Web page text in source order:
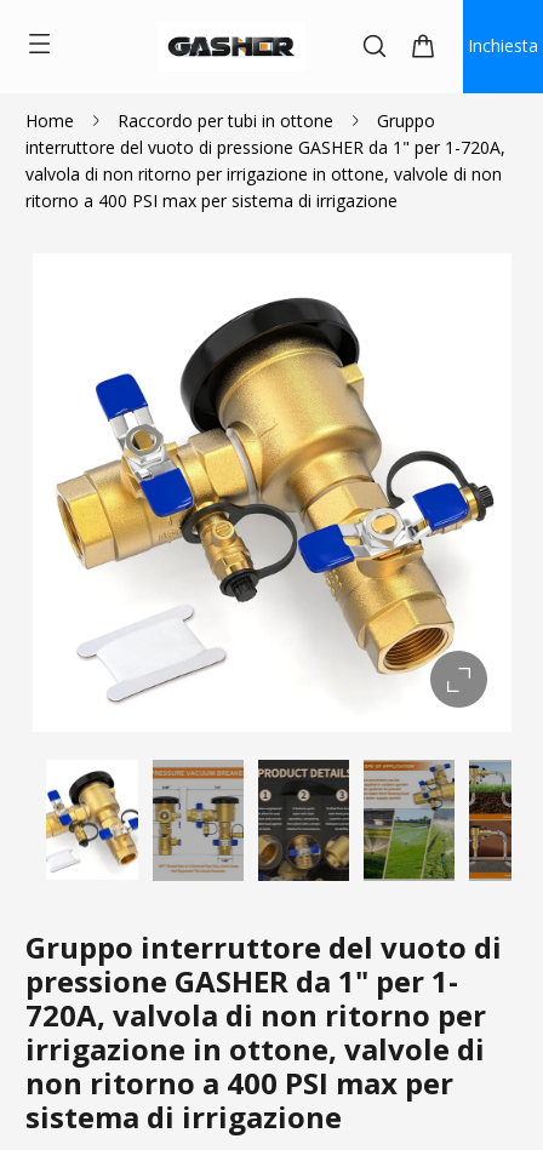
Inchiesta
Home Raccordo per tubi in ottone
Gruppo
interruttore del vuoto di pressione GASHER da 1" per 1-720A,
valvola di non ritorno per irrigazione in ottone, valvole di non
ritorno a 400 PSI max per sistema di irrigazione
Gruppo interruttore del vuoto di
pressione GASHER da 1" per 1-
720A, valvola di non ritorno per
irrigazione in ottone, valvole di
non ritorno a 400 PSI max per
sistema di irrigazione
$104.99